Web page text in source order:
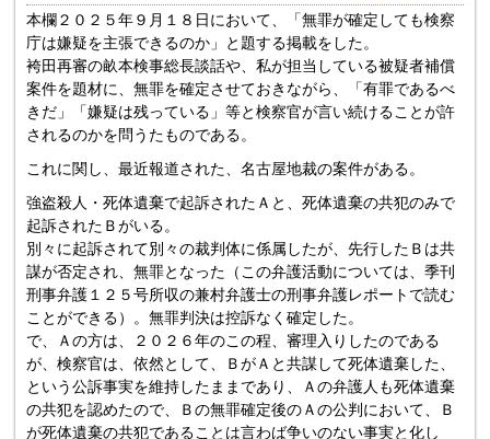
本欄２０２５年９月１８日において、「無罪が確定しても検察
庁は嫌疑を主張できるのか」 と題する掲載をした。
袴田再審の畝本検事総長談話や、私が担当している被疑者補償
案件を題材に、無罪を確定させておきながら、「有罪であるべ
きだ」「嫌疑は残っている」等と検察官が言い続けることが許
されるのかを問うたものである。
これに関し、最近報道された、名古屋地裁の案件がある。
強盗殺人・死体遺棄で起訴されたＡと、死体遺棄の共犯のみで
起訴されたＢがいる。
別々に起訴されて別々の裁判体に係属したが、先行したＢは共
謀が否定され、無罪となった（ この弁護活動については、季刊
刑事弁護１２５号所収の兼村弁護士の刑事弁護レポートで読む
ことができる）。無罪判決は控訴なく確定した。
で、Ａの方は、２０２６年のこの程、審理入りしたのである
が、検察官は、依然として、ＢがＡと共謀して死体遺棄した、
という公訴事実を維持したままであり、
Ａの弁護人も死体遺棄
の共犯を認めたので、
Ｂの無罪確定後のＡの公判において、
Ｂ
が死体遺棄の共犯であることは言わば争いのない事実と化し